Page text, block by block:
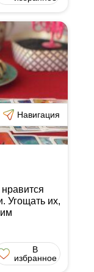
Навигация
Угощать их,
В
избранное